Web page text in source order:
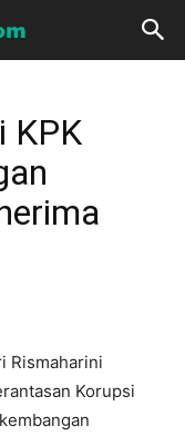
KPK
Rismaharini
Korupsi